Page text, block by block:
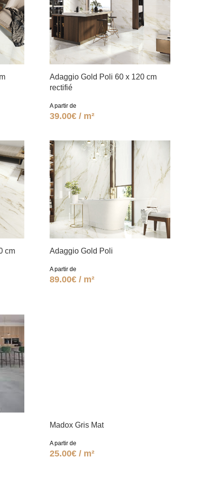
Adaggio Gold Poli 60 x 120 cm
rectifié
A partir de
39.00€ / m²
cm
Adaggio Gold Poli
A partir de
89.00€ / m²
Madox Gris Mat
A partir de
25.00€ / m²